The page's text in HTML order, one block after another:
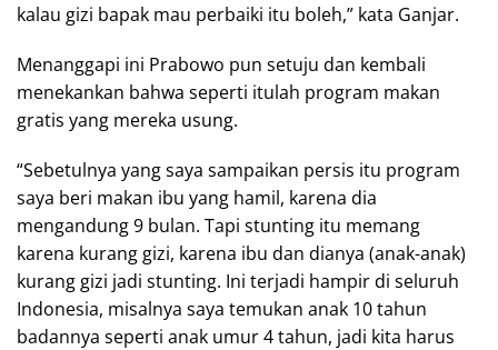
kalau gizi bapak mau perbaiki itu boleh,” kata Ganjar.
Menanggapi ini Prabowo pun setuju dan kembali
menekankan bahwa seperti itulah program makan
gratis yang mereka usung.
“Sebetulnya yang saya sampaikan persis itu program
saya beri makan ibu yang hamil, karena dia
mengandung 9 bulan. Tapi stunting itu memang
karena kurang gizi, karena ibu dan dianya (anak-anak)
kurang gizi jadi stunting. Ini terjadi hampir di seluruh
Indonesia, misalnya saya temukan anak 10 tahun
badannya seperti anak umur 4 tahun, jadi kita harus